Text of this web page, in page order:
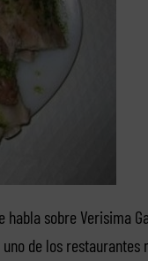
sobre Verisima
de los restaurantes